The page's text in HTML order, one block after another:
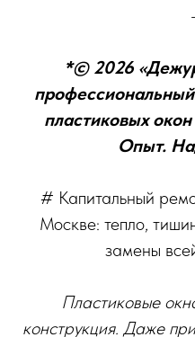
*© 2026
пластиковых
Опыт.
# Капитальный
Москве: тепло,
замены
Пластиковые
конструкция. Даже